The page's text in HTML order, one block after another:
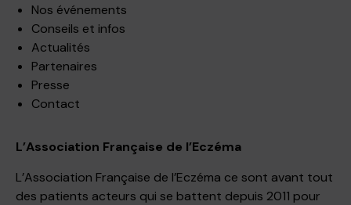
Nos événements
Conseils et infos
Actualités
Partenaires
Presse
Contact
L’Association Française de l’Eczéma
L’Association Française de l’Eczéma ce sont avant tout
des patients acteurs qui se battent depuis 2011 pour